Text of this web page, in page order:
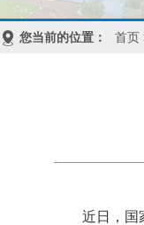
您当前的位置： 首页
近日，国